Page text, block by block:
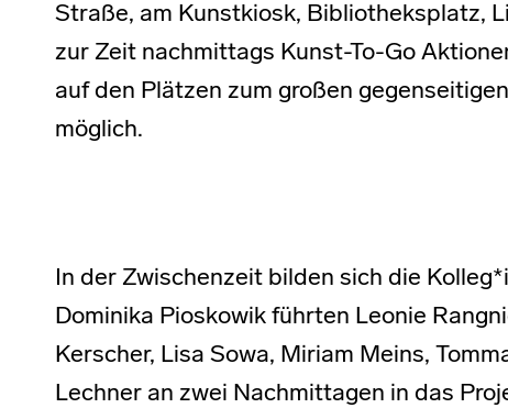
Straße, am Kunstkiosk, Bibliotheksplatz,
zur Zeit nachmittags Kunst-To-Go
auf den Plätzen zum großen
möglich.
In der Zwischenzeit bilden sich die
Dominika Pioskowik führten Leonie
Kerscher, Lisa Sowa, Miriam Meins,
Lechner an zwei Nachmittagen in das